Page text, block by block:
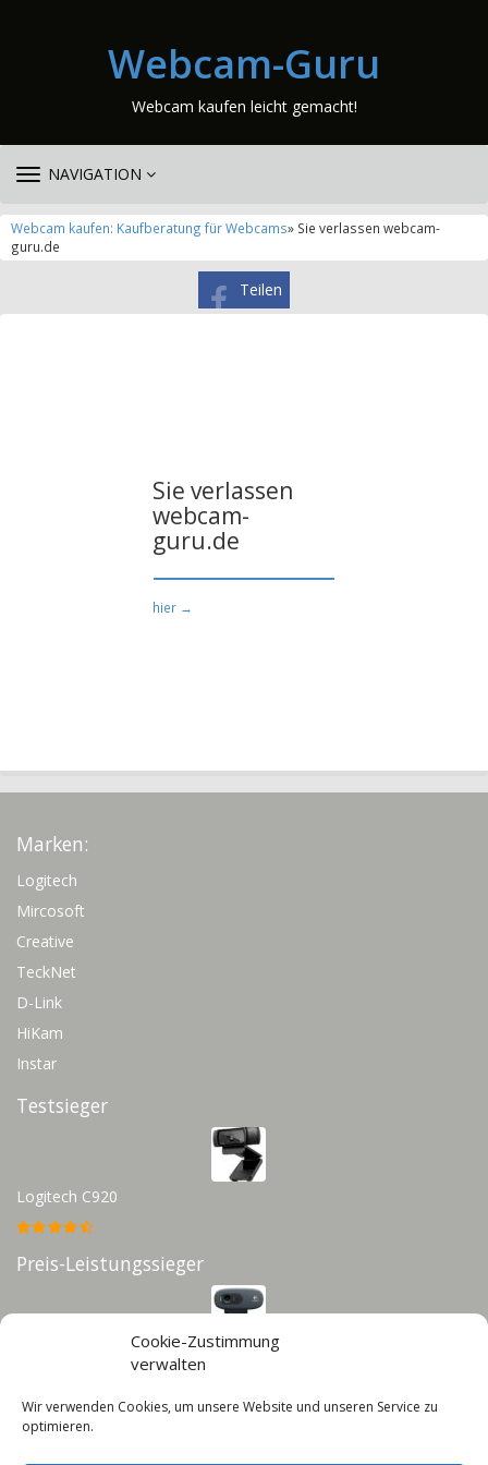
Cookie-Zustimmung
verwalten
Wir verwenden Cookies, um unsere Website und unseren Service zu
optimieren.
Webcam-Guru
Webcam kaufen leicht gemacht!
TOGGLE
NAVIGATION
Webcam kaufen: Kaufberatung für Webcams» Sie verlassen webcam-
guru.de
Teilen
Sie verlassen
webcam-
guru.de
hier →
Marken:
Logitech
Mircosoft
Creative
TeckNet
D-Link
HiKam
Instar
Testsieger
Logitech C920
Preis-Leistungssieger
Infos